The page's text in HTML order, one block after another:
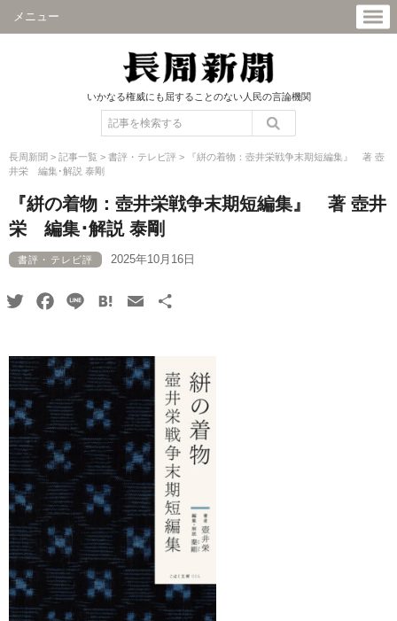
メニュー
いかなる権威にも屈することのない人民の言論機関
長周新聞 > 記事一覧 > 書評・テレビ評 >
『絣の着物：壺井栄戦争末期短編集』 著 壺
井栄 編集･解説 泰剛
『絣の着物：壺井栄戦争末期短編集』 著 壺井
栄 編集･解説 泰剛
書評・テレビ評 2025年10月16日
TwitterFacebook
Line HatenaEmail